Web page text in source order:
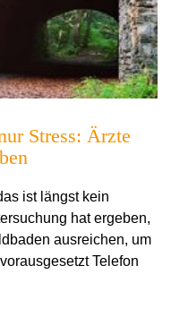
Stress: Ärzte
ist längst kein
hat ergeben,
ausreichen, um
Telefon